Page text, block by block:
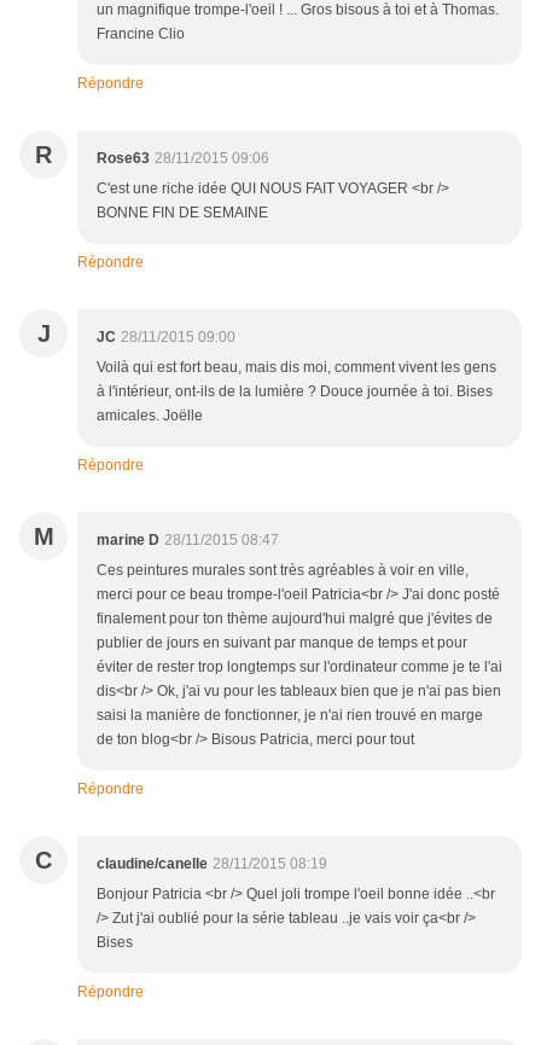
un magnifique trompe-l'oeil ! ... Gros bisous à toi et à Thomas.
Francine Clio
Répondre
R Rose63 28/11/2015 09:06
C'est une riche idée QUI NOUS FAIT VOYAGER <br />
BONNE FIN DE SEMAINE
Répondre
J JC 28/11/2015 09:00
Voilà qui est fort beau, mais dis moi, comment vivent les gens
à l'intérieur, ont-ils de la lumière ? Douce journée à toi. Bises
amicales. Joëlle
Répondre
M marine D 28/11/2015 08:47
Ces peintures murales sont très agréables à voir en ville,
merci pour ce beau trompe-l'oeil Patricia<br /> J'ai donc posté
finalement pour ton thème aujourd'hui malgré que j'évites de
publier de jours en suivant par manque de temps et pour
éviter de rester trop longtemps sur l'ordinateur comme je te l'ai
dis<br /> Ok, j'ai vu pour les tableaux bien que je n'ai pas bien
saisi la manière de fonctionner, je n'ai rien trouvé en marge
de ton blog<br /> Bisous Patricia, merci pour tout
Répondre
C claudine/canelle 28/11/2015 08:19
Bonjour Patricia <br /> Quel joli trompe l'oeil bonne idée ..<br
/> Zut j'ai oublié pour la série tableau ..je vais voir ça<br />
Bises
Répondre